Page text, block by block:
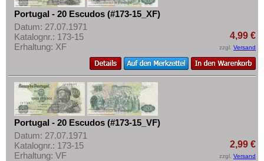
Portugal - 20 Escudos (#173-15_XF)
Datum: 27.07.1971
Katalognr.: 173-15
Erhaltung: XF
4,99 €
zzgl. Versand
Portugal - 20 Escudos (#173-15_VF)
Datum: 27.07.1971
Katalognr.: 173-15
Erhaltung: VF
2,99 €
zzgl. Versand